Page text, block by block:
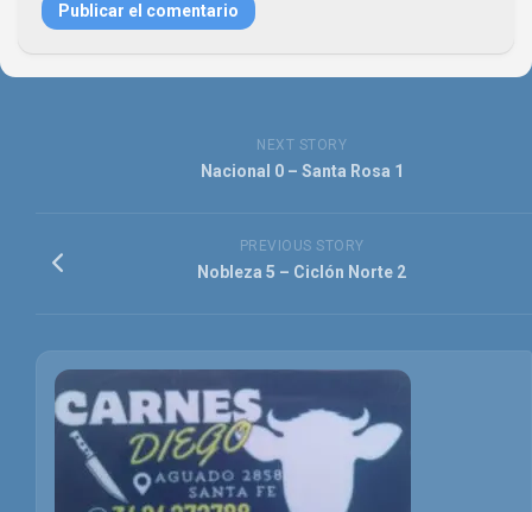
NEXT STORY
Nacional 0 – Santa Rosa 1
PREVIOUS STORY
Nobleza 5 – Ciclón Norte 2